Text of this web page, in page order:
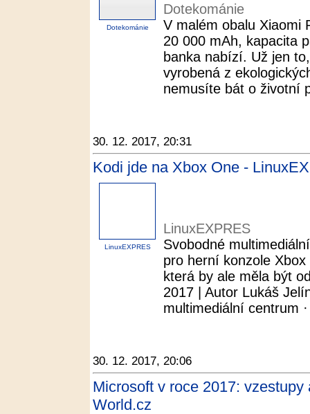
Dotekománie
Dotekománie
V malém obalu Xiaomi
20 000 mAh, kapacita
banka nabízí. Už jen
vyrobená z
nemusíte bát o životní
30. 12. 2017, 20:31
Kodi jde na Xbox One -
LinuxEXPRES
LinuxEXPRES
Svobodné
pro herní konzole
která by ale měla být
2017 | Autor Lukáš
multimediální centrum
30. 12. 2017, 20:06
Microsoft v roce 2017:
World.cz